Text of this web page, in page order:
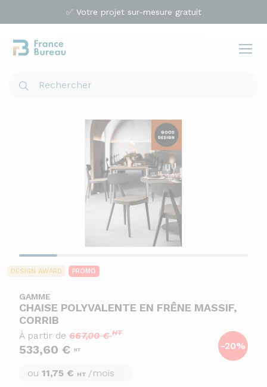
✅ Votre projet sur-mesure gratuit
DESIGN AWARD PROMO
GAMME
CHAISE POLYVALENTE EN FRÊNE MASSIF,
CORRIB
-20%
À partir de 667,00 €HT
533,60 € HT
ou 11,75 € HT /mois